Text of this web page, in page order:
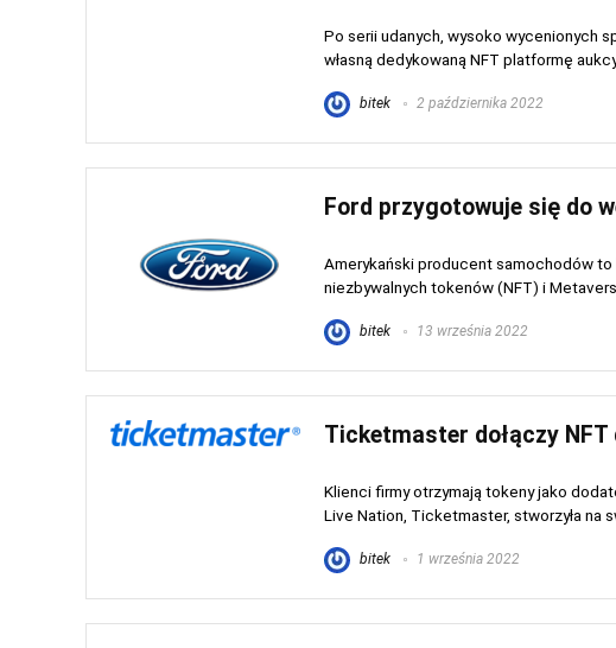
Po serii udanych, wysoko wycenionych
własną dedykowaną NFT platformę
bitek 2 października 2022
Ford przygotowuje się do
Amerykański producent samochodów
niezbywalnych tokenów (NFT) i
bitek 13 września 2022
Ticketmaster dołączy
Klienci firmy otrzymają tokeny jako
Live Nation, Ticketmaster, stworzyła na
bitek 1 września 2022